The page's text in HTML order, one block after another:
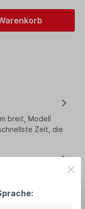
breit, Modell
Zeit, die